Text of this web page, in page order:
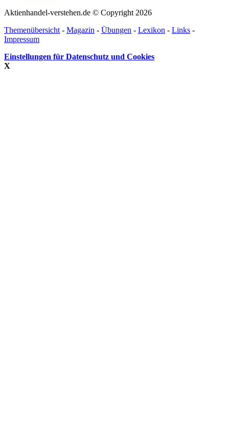
Aktienhandel-verstehen.de © Copyright 2026
Themenübersicht - Magazin - Übungen - Lexikon - Links -
Impressum
Einstellungen für Datenschutz und Cookies
X